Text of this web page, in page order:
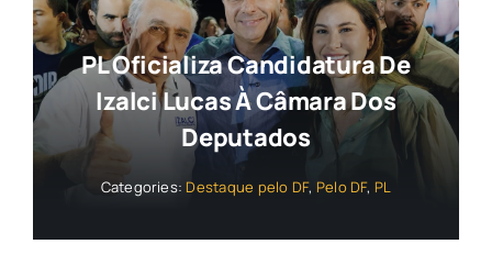
PL Oficializa Candidatura De
Izalci Lucas À Câmara Dos
Deputados
Categories: Destaque pelo DF, Pelo DF, PL